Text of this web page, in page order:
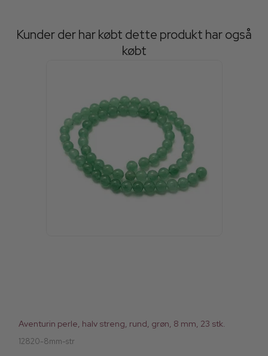
Kunder der har købt dette produkt har også
købt
Aventurin perle, halv streng, rund, grøn, 8 mm, 23 stk.
12820-8mm-str